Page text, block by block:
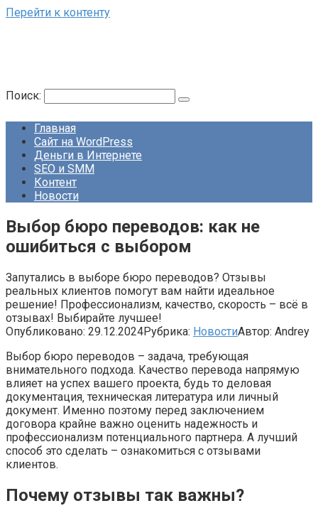
Перейти к контенту
Поиск:
Главная
Сайт на WordPress
Деньги в Интернете
SEO и SMM
Контент
Новости
Выбор бюро переводов: как не
ошибиться с выбором
Запутались в выборе бюро переводов? Отзывы
реальных клиентов помогут вам найти идеальное
решение! Профессионализм, качество, скорость – всё в
отзывах! Выбирайте лучшее!
Опубликовано: 29.12.2024Рубрика: НовостиАвтор: Andrey
Выбор бюро переводов – задача‚ требующая
внимательного подхода. Качество перевода напрямую
влияет на успех вашего проекта‚ будь то деловая
документация‚ техническая литература или личный
документ. Именно поэтому перед заключением
договора крайне важно оценить надежность и
профессионализм потенциального партнера. А лучший
способ это сделать – ознакомиться с отзывами
клиентов.
Почему отзывы так важны?